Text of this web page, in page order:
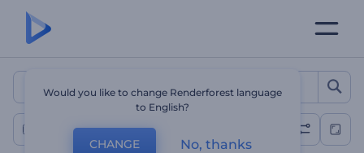
Modelos de Promoções
Promoções de Vendas Sazonais
Would you like to change Renderforest language
to English?
CHANGE No, thanks